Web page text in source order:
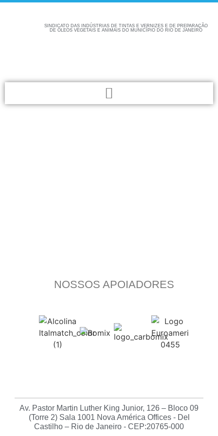
SINDICATO DAS INDÚSTRIAS DE TINTAS E VERNIZES E DE PREPARAÇÃO
DE ÓLEOS VEGETAIS E ANIMAIS DO MUNICÍPIO DO RIO DE JANEIRO
NOSSOS APOIADORES
Av. Pastor Martin Luther King Junior, 126 – Bloco 09
(Torre 2) Sala 1001 Nova América Offices - Del
Castilho – Rio de Janeiro - CEP:20765-000